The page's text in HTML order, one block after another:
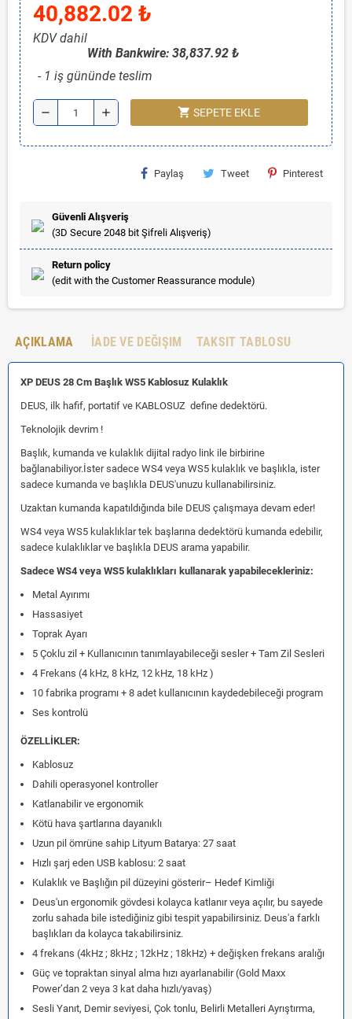
40,882.02 ₺
KDV dahil
With Bankwire: 38,837.92 ₺
1 iş gününde teslim
remove add shopping_cart SEPETE EKLE
Paylaş Tweet Pinterest
Güvenli Alışveriş
(3D Secure 2048 bit Şifreli Alışveriş)
Return policy
(edit with the Customer Reassurance module)
AÇIKLAMA İADE VE DEĞIŞIM TAKSIT TABLOSU
XP DEUS 28 Cm Başlık WS5 Kablosuz Kulaklık
DEUS, ilk hafif, portatif ve KABLOSUZ define dedektörü.
Teknolojik devrim !
Başlık, kumanda ve kulaklık dijital radyo link ile birbirine
bağlanabiliyor.İster sadece WS4 veya WS5 kulaklık ve başlıkla, ister
sadece kumanda ve başlıkla DEUS'unuzu kullanabilirsiniz.
Uzaktan kumanda kapatıldığında bile DEUS çalışmaya devam eder!
WS4 veya WS5 kulaklıklar tek başlarına dedektörü kumanda edebilir,
sadece kulaklıklar ve başlıkla DEUS arama yapabilir.
Sadece WS4 veya WS5 kulaklıkları kullanarak yapabilecekleriniz:
Metal Ayırımı
Hassasiyet
Toprak Ayarı
5 Çoklu zil + Kullanıcının tanımlayabileceği sesler + Tam Zil Sesleri
4 Frekans (4 kHz, 8 kHz, 12 kHz, 18 kHz )
10 fabrika programı + 8 adet kullanıcının kaydedebileceği program
Ses kontrolü
ÖZELLİKLER:
Kablosuz
Dahili operasyonel kontroller
Katlanabilir ve ergonomik
Kötü hava şartlarına dayanıklı
Uzun pil ömrüne sahip Lityum Batarya: 27 saat
Hızlı şarj eden USB kablosu: 2 saat
Kulaklık ve Başlığın pil düzeyini gösterir– Hedef Kimliği
Deus'un ergonomik gövdesi kolayca katlanır veya açılır, bu sayede
zorlu sahada bile istediğiniz gibi tespit yapabilirsiniz. Deus'a farklı
başlıkları da kolayca takabilirsiniz.
4 frekans (4kHz ; 8kHz ; 12kHz ; 18kHz) + değişken frekans aralığı
Güç ve topraktan sinyal alma hızı ayarlanabilir (Gold Maxx
Power’dan 2 veya 3 kat daha hızlı/yavaş)
Sesli Yanıt, Demir seviyesi, Çok tonlu, Belirli Metalleri Ayrıştırma,